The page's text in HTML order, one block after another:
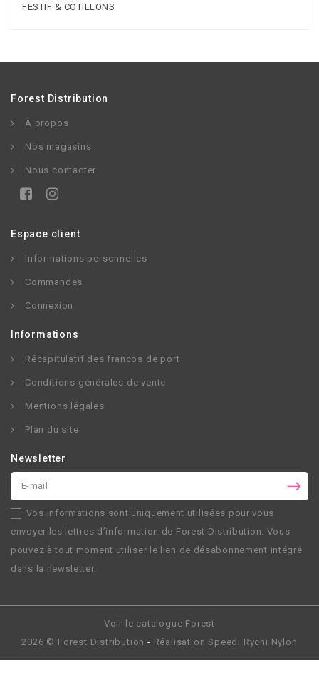
FESTIF & COTILLONS
Forest Distribution
À propos
Nos magasins
Nous contacter
Espace client
Informations personnelles
Commandes
Connexion
Informations
Récapitulatif des francos de port
Conditions générales de vente
Mentions légales
Plan du site
Newsletter
Vos informations sont uniquement utilisées pour vous
envoyer les lettres d’information de Forest Distribution . Vous
pouvez à tout moment utiliser le lien de désabonnement intégré
dans la newsletter.
Voir le catalogue Forest
2026 © Forest Distribution - RéalisationSpeedi Rychi Nylon